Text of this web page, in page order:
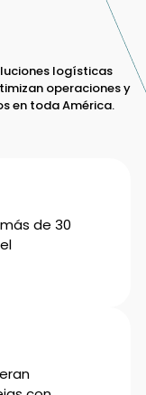
logísticas
operaciones y
en toda América.
de 30